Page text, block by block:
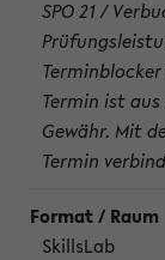
SPO 21 /
Termin ist
Gewähr. Mit
Termin
SkillsLab